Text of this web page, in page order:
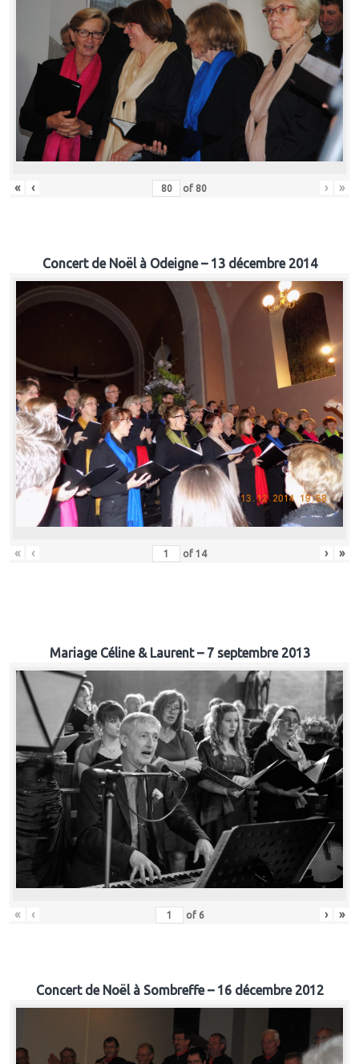
« ‹ of 80 › »
Concert de Noël à Odeigne – 13 décembre 2014
« ‹ of 14 › »
Mariage Céline & Laurent – 7 septembre 2013
« ‹ of 6 › »
Concert de Noël à Sombreffe – 16 décembre 2012